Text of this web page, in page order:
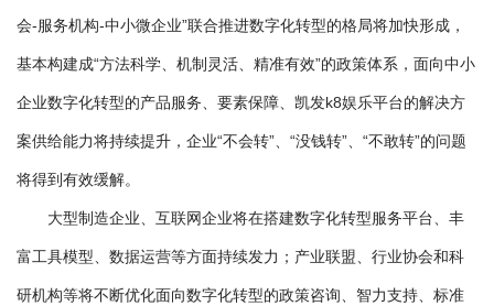
会-服务机构-中小微企业”联合推进数字化转型的格局将加快形成，
基本构建成“方法科学、机制灵活、精准有效”的政策体系，面向中小
企业数字化转型的产品服务、要素保障、凯发k8娱乐平台的解决方
案供给能力将持续提升，企业“不会转”、“没钱转”、“不敢转”的问题
将得到有效缓解。
大型制造企业、互联网企业将在搭建数字化转型服务平台、丰
富工具模型、数据运营等方面持续发力；产业联盟、行业协会和科
研机构等将不断优化面向数字化转型的政策咨询、智力支持、标准